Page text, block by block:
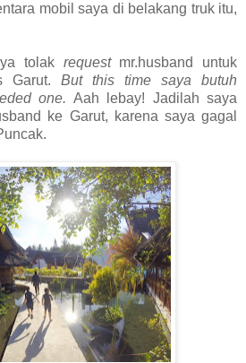
mobil saya di belakang truk itu,
tolak request mr.husband untuk
Garut. But this time saya butuh
one. Aah lebay! Jadilah saya
ke Garut, karena saya gagal